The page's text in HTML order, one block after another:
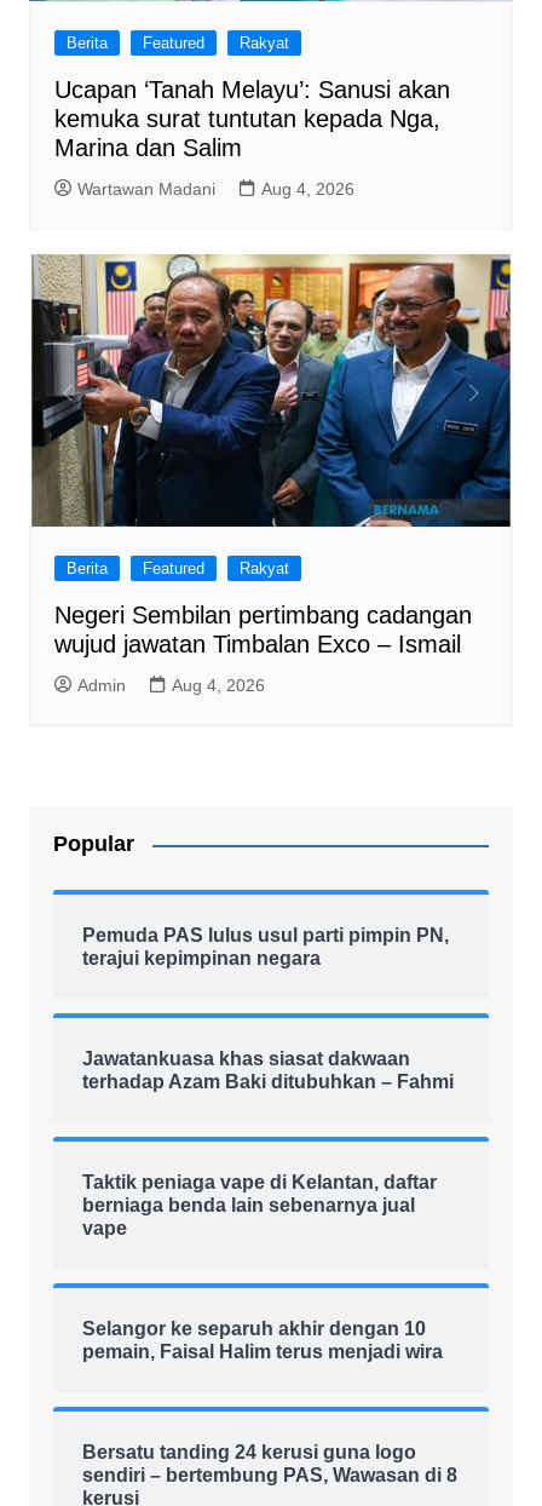
Berita Featured Rakyat
Ucapan ‘Tanah Melayu’: Sanusi akan
kemuka surat tuntutan kepada Nga,
Marina dan Salim
Wartawan Madani Aug 4, 2026
Berita Featured Rakyat
Negeri Sembilan pertimbang cadangan
wujud jawatan Timbalan Exco – Ismail
Admin Aug 4, 2026
Popular
Pemuda PAS lulus usul parti pimpin PN,
terajui kepimpinan negara
Jawatankuasa khas siasat dakwaan
terhadap Azam Baki ditubuhkan – Fahmi
Taktik peniaga vape di Kelantan, daftar
berniaga benda lain sebenarnya jual
vape
Selangor ke separuh akhir dengan 10
pemain, Faisal Halim terus menjadi wira
Bersatu tanding 24 kerusi guna logo
sendiri – bertembung PAS, Wawasan di 8
kerusi